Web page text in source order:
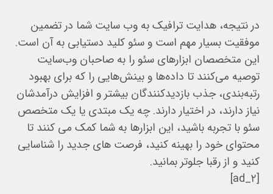
در نتیجه، هدایت ترافیک به وب سایت شما در تضمین
موفقیت بسیار مهم است و سئو کلید دستیابی به آن است.
این متخصصان ابزارهای سئو را به صاحبان وب‌سایت
توصیه می‌کنند تا داده‌ها و بینش‌هایی را که برای بهبود
رتبه‌بندی، جذب بازدیدکنندگان بیشتر و افزایش درآمدشان
نیاز دارند، در اختیار دارند. چه یک مبتدی یا یک متخصص
سئو با تجربه باشید، این ابزارها به شما کمک می کنند تا
محتوای خود را بهینه کنید، فرصت های جدید را شناسایی
کنید و از رقبا جلوتر بمانید.
[ad_۲]